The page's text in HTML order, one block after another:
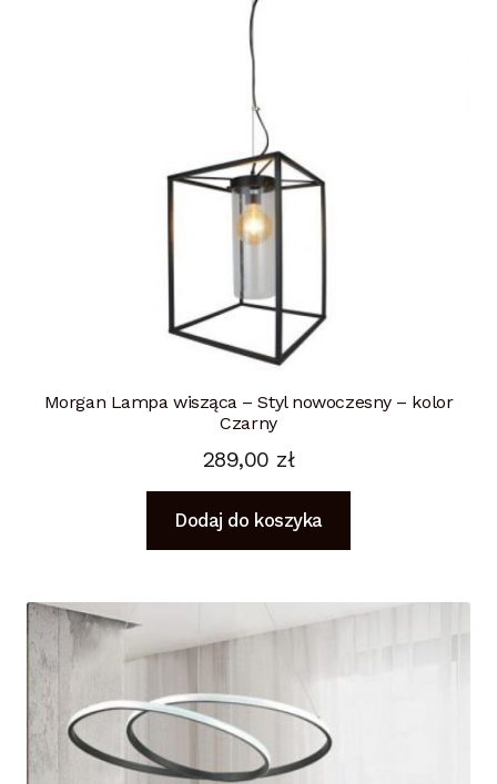
Morgan Lampa wisząca – Styl nowoczesny – kolor
Czarny
289,00 zł
Dodaj do koszyka